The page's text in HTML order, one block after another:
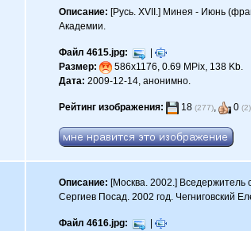
Описание: [Русь. XVII.] Минея - Июнь
Академии.
Файл 4615.jpg:
|
Размер:
586x1176, 0.69 MPix, 138 Kb.
Дата: 2009-12-14, анонимно.
Рейтинг изображения: 18(277), 0(2)
Описание: [Москва. 2002.]
Сергиев Посад. 2002 год. Чегниговский
Файл 4616.jpg:
|